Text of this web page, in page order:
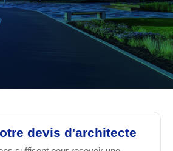
devis d'architecte